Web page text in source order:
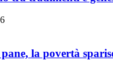
la povertà